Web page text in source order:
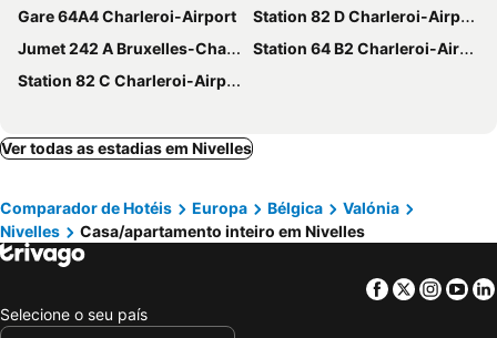
Gare 64A4 Charleroi-Airport
Station 82 D Charleroi-Airport
Jumet 242 A Bruxelles-Charleroi-airport
Station 64 B2 Charleroi-Airport
Station 82 C Charleroi-Airport
Ver todas as estadias em Nivelles
Comparador de Hotéis Europa Bélgica
Valónia
Nivelles
Casa/apartamento inteiro em Nivelles
Facebook
Twitter
Selecione o seu país